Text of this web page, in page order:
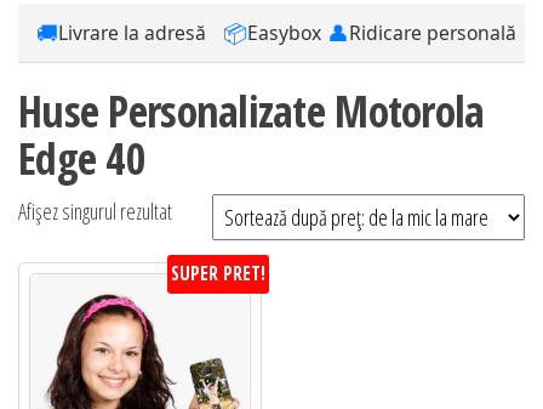
🚚Livrare la adresă 📦Easybox 👤Ridicare personală
Huse Personalizate Motorola
Edge 40
Afișez singurul rezultat
SUPER PRET!